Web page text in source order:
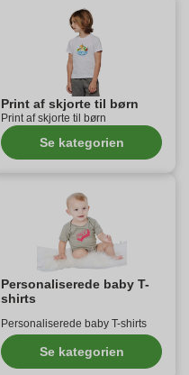
Print af skjorte til børn
Print af skjorte til børn
Se kategorien
Personaliserede baby T-
shirts
Personaliserede baby T-shirts
Se kategorien